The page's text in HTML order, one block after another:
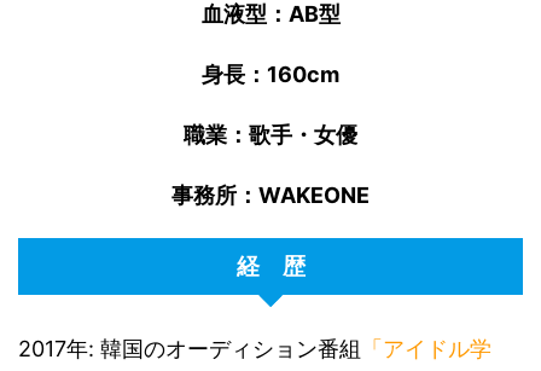
血液型：AB型
身長：160cm
職業：歌手・女優
事務所：WAKEONE
経 歴
2017年: 韓国のオーディション番組 「アイドル学